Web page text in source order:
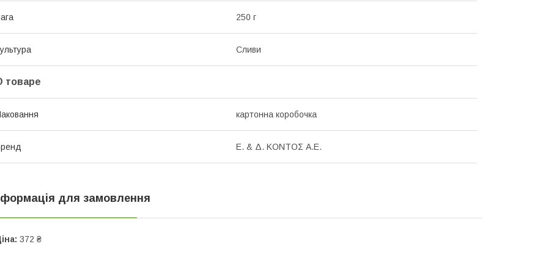
250 г
Сливи
товаре
картонна коробочка
Ε. & Δ. ΚΟΝΤΟΣ Α.Ε.
для замовлення
372 ₴